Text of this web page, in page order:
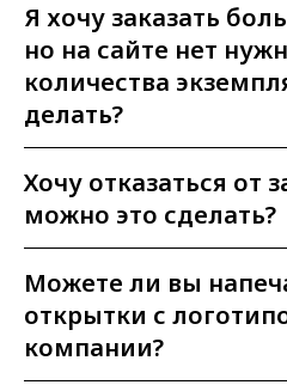
Я хочу заказать
но на сайте нет
количества
делать?
Хочу отказаться от
можно это сделать?
Можете ли вы
открытки с
компании?